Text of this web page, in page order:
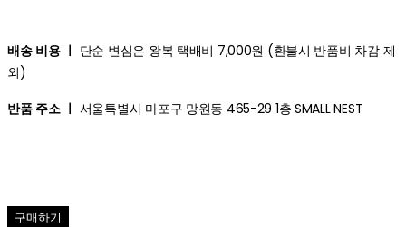
배송 비용 ㅣ 단순 변심은 왕복 택배비 7,000원 (환불시 반품비 차감 제
외)
반품 주소 ㅣ 서울특별시 마포구 망원동 465-29 1층 SMALL NEST
구매하기